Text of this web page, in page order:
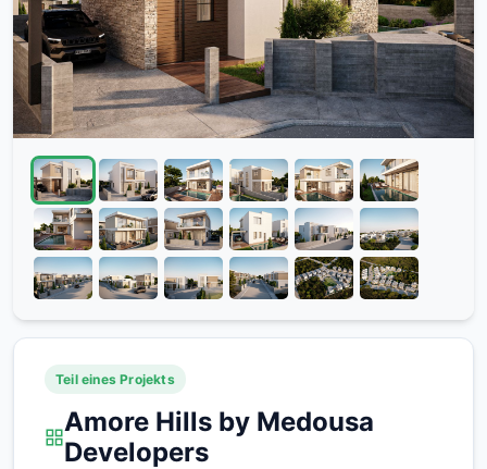
Teil eines Projekts
Amore Hills by Medousa
Developers